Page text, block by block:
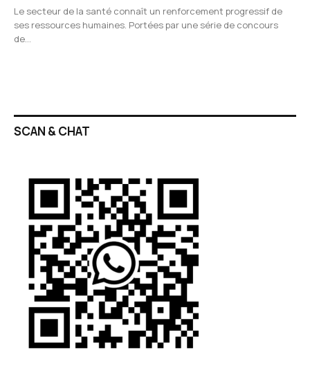
Le secteur de la santé connaît un renforcement progressif de
ses ressources humaines. Portées par une série de concours
de…
SCAN & CHAT